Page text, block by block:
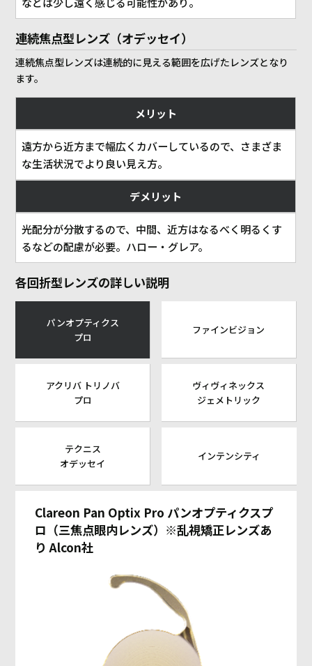
連続焦点型レンズ（オデッセイ）
連続焦点型レンズは連続的に見える範囲を広げたレンズとなり
ます。
メリット
遠方から近方まで幅広くカバーしているので、さまざま
な生活状況でより良い見え方。
デメリット
光配分が分散するので、中間、近方はなるべく明るくす
るなどの配慮が必要。ハロー・グレア。
各回折型レンズの詳しい説明
パンオプティクス
プロ
ファインビジョン
アクリバ トリノバ
プロ
ヴィヴィネックス
ジェメトリック
テクニス
オデッセイ
インテンシティ
Clareon Pan Optix Pro パンオプティクスプ
ロ（三焦点眼内レンズ）※乱視矯正レンズあ
り Alcon社